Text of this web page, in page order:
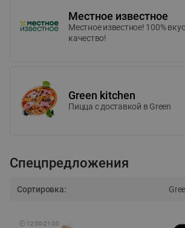
Местное известное
Местное известное! 100%
качество!
Green kitchen
Пицца c доставкой в Green
Спецпредложения
Сортировка:
🕘 12:00-21:00